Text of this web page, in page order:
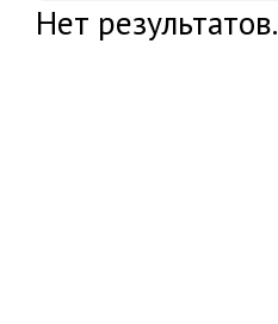
Нет результатов.